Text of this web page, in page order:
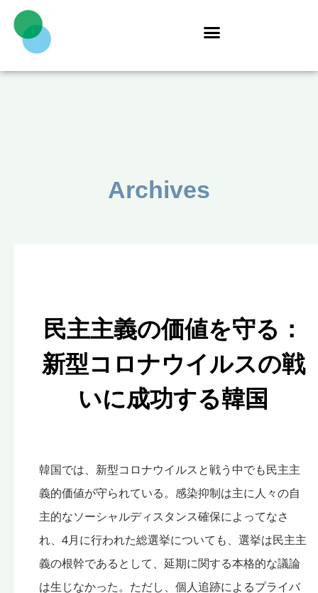
Archives
民主主義の価値を守る：
新型コロナウイルスの戦
いに成功する韓国
韓国では、新型コロナウイルスと戦う中でも民主主
義的価値が守られている。感染抑制は主に人々の自
主的なソーシャルディスタンス確保によってなさ
れ、4月に行われた総選挙についても、選挙は民主主
義の根幹であるとして、延期に関する本格的な議論
は生じなかった。ただし、個人追跡によるプライバ